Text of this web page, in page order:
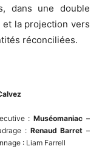
dans une double
la projection vers
réconciliées.
:Muséomaniac –
: Renaud Barret –
: Liam Farrell